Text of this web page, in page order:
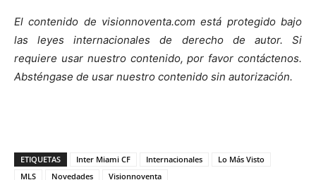
El contenido de visionnoventa.com está protegido bajo
las leyes internacionales de derecho de autor. Si
requiere usar nuestro contenido, por favor contáctenos.
Absténgase de usar nuestro contenido sin autorización.
ETIQUETAS Inter Miami CF Internacionales
Lo Más Visto
MLS
Novedades Visionnoventa